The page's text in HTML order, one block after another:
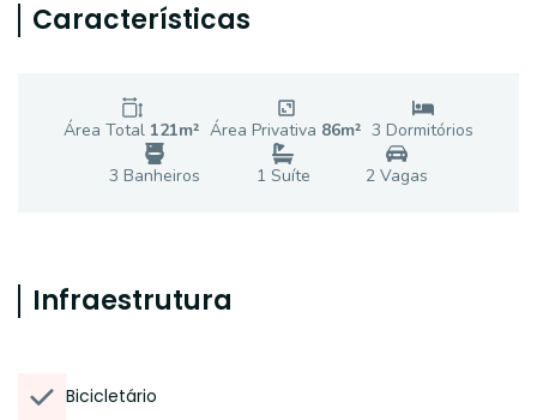
Características
Área Total 121m² Área Privativa 86m² 3 Dormitórios
3 Banheiros 1 Suíte 2Vagas
Infraestrutura
Bicicletário